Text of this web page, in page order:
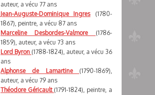
auteur, a vécu 77 ans
Jean-Auguste-Dominique Ingres(1780-
1867), peintre, a vécu 87 ans
Marceline Desbordes-Valmore (1786-
1859), auteur, a vécu 73 ans
Lord Byron (1788-1824), auteur, a vécu 36
ans
Alphonse de Lamartine (1790-1869),
auteur, a vécu 79 ans
Théodore Géricault (1791-1824), peintre, a